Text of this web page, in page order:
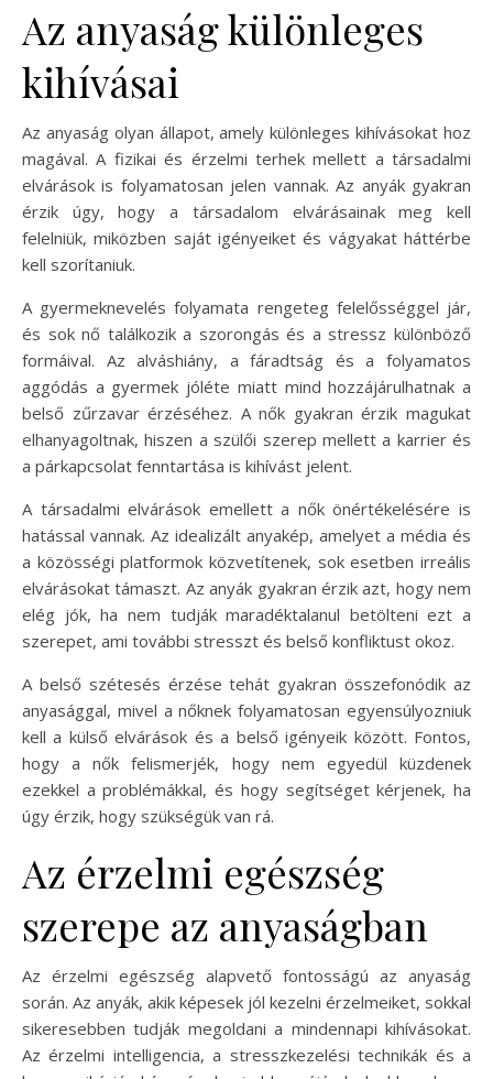
Az anyaság különleges
kihívásai
Az anyaság olyan állapot, amely különleges kihívásokat hoz
magával. A fizikai és érzelmi terhek mellett a társadalmi
elvárások is folyamatosan jelen vannak. Az anyák gyakran
érzik úgy, hogy a társadalom elvárásainak meg kell
felelniük, miközben saját igényeiket és vágyakat háttérbe
kell szorítaniuk.
A gyermeknevelés folyamata rengeteg felelősséggel jár,
és sok nő találkozik a szorongás és a stressz különböző
formáival. Az alváshiány, a fáradtság és a folyamatos
aggódás a gyermek jóléte miatt mind hozzájárulhatnak a
belső zűrzavar érzéséhez. A nők gyakran érzik magukat
elhanyagoltnak, hiszen a szülői szerep mellett a karrier és
a párkapcsolat fenntartása is kihívást jelent.
A társadalmi elvárások emellett a nők önértékelésére is
hatással vannak. Az idealizált anyakép, amelyet a média és
a közösségi platformok közvetítenek, sok esetben irreális
elvárásokat támaszt. Az anyák gyakran érzik azt, hogy nem
elég jók, ha nem tudják maradéktalanul betölteni ezt a
szerepet, ami további stresszt és belső konfliktust okoz.
A belső szétesés érzése tehát gyakran összefonódik az
anyasággal, mivel a nőknek folyamatosan egyensúlyozniuk
kell a külső elvárások és a belső igényeik között. Fontos,
hogy a nők felismerjék, hogy nem egyedül küzdenek
ezekkel a problémákkal, és hogy segítséget kérjenek, ha
úgy érzik, hogy szükségük van rá.
Az érzelmi egészség
szerepe az anyaságban
Az érzelmi egészség alapvető fontosságú az anyaság
során. Az anyák, akik képesek jól kezelni érzelmeiket, sokkal
sikeresebben tudják megoldani a mindennapi kihívásokat.
Az érzelmi intelligencia, a stresszkezelési technikák és a